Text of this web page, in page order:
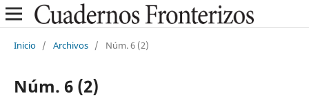
Inicio / Archivos / Núm. 6 (2)
Núm. 6 (2)